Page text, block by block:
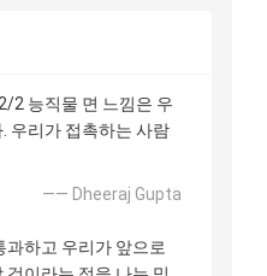
2 능직물 면 느낌은 우
우리가 접촉하는 사람
—— Dheeraj Gupta
과하고 우리가 앞으로